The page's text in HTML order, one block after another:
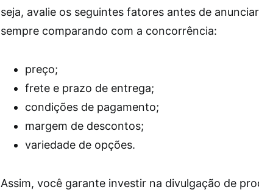
seja, avalie os seguintes fatores antes de
sempre comparando com a concorrência:
preço;
frete e prazo de entrega;
condições de pagamento;
margem de descontos;
variedade de opções.
Assim, você garante investir na divulgação de